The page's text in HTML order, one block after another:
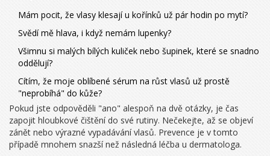
Mám pocit, že vlasy klesají u kořínků už pár hodin po mytí?
Svědí mě hlava, i když nemám lupenky?
Všimnu si malých bílých kuliček nebo šupinek, které se snadno
oddělují?
Cítím, že moje oblíbené sérum na růst vlasů už prostě
"neprobíhá" do kůže?
Pokud jste odpověděli "ano" alespoň na dvě otázky, je čas
zapojit hloubkové čištění do své rutiny. Nečekejte, až se objeví
zánět nebo výrazné vypadávání vlasů. Prevence je v tomto
případě mnohem snazší než následná léčba u dermatologa.